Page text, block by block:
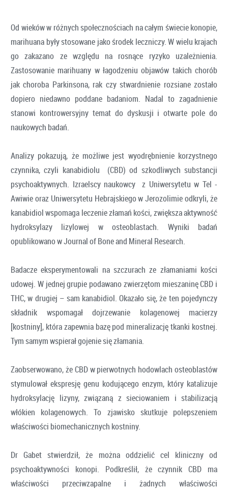
Od wieków w różnych społecznościach na całym świecie konopie,
marihuana były stosowane jako środek leczniczy. W wielu krajach
go zakazano ze względu na rosnące ryzyko uzależnienia.
Zastosowanie marihuany w łagodzeniu objawów takich chorób
jak choroba Parkinsona, rak czy stwardnienie rozsiane zostało
dopiero niedawno poddane badaniom. Nadal to zagadnienie
stanowi kontrowersyjny temat do dyskusji i otwarte pole do
naukowych badań.
Analizy pokazują, że możliwe jest wyodrębnienie korzystnego
czynnika, czyli kanabidiolu (CBD) od szkodliwych substancji
psychoaktywnych. Izraelscy naukowcy z Uniwersytetu w Tel -
Awiwie oraz Uniwersytetu Hebrajskiego w Jerozolimie odkryli, że
kanabidiol wspomaga leczenie złamań kości, zwiększa aktywność
hydroksylazy lizylowej w osteoblastach. Wyniki badań
opublikowano w Journal of Bone and Mineral Research.
Badacze eksperymentowali na szczurach ze złamaniami kości
udowej. W jednej grupie podawano zwierzętom mieszaninę CBD i
THC, w drugiej – sam kanabidiol. Okazało się, że ten pojedynczy
składnik wspomagał dojrzewanie kolagenowej macierzy
[kostniny], która zapewnia bazę pod mineralizację tkanki kostnej.
Tym samym wspierał gojenie się złamania.
Zaobserwowano, że CBD w pierwotnych hodowlach osteoblastów
stymulował ekspresję genu kodującego enzym, który katalizuje
hydroksylację lizyny, związaną z sieciowaniem i stabilizacją
włókien kolagenowych. To zjawisko skutkuje polepszeniem
właściwości biomechanicznych kostniny.
Dr Gabet stwierdził, że można oddzielić cel kliniczny od
psychoaktywności konopi. Podkreślił, że czynnik CBD ma
właściwości przeciwzapalne i żadnych właściwości